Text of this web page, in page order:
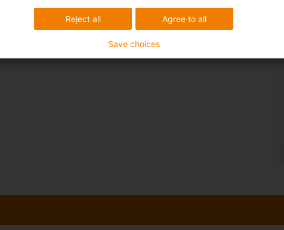
Agree to all
Reject all
Save choices